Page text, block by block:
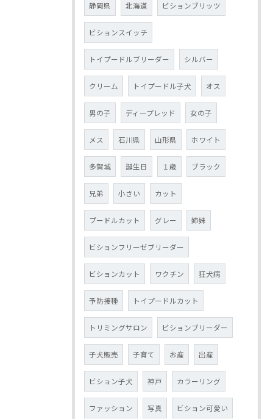
静岡県 北海道 ビションブリッツ
ビションスイッチ
トイプードルブリーダー シルバー
クリーム トイプードル子犬 オス
男の子 ディープレッド 女の子
メス 石川県 山形県 ホワイト
多賀城 誕生日 １歳 ブラック
兄弟 小さい カット
プードルカット グレー 姉妹
ビションフリーゼブリーダー
ビションカット ワクチン 狂犬病
予防接種 トイプードルカット
トリミングサロン ビションブリーダー
子犬販売 子育て お産 出産
ビション子犬 神戸 カラーリング
ファッション 写真 ビション可愛い